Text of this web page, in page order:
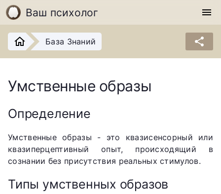
Ваш психолог menu
База Знаний share
Умственные образы
Определение
Умственные образы - это квазисенсорный или
квазиперцептивный опыт, происходящий в
сознании без присутствия реальных стимулов.
Типы умственных образов